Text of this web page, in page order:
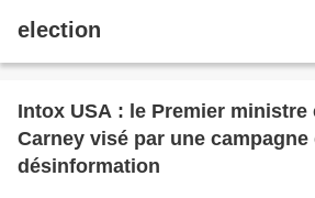
election
Intox USA : le Premier ministre
Carney visé par une campagne
désinformation